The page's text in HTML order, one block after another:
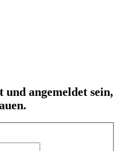
angemeldet sein,